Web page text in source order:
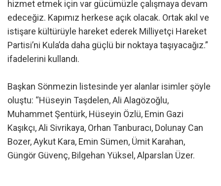
hizmet etmek için var gücümüzle çalışmaya devam
edeceğiz. Kapımız herkese açık olacak. Ortak akıl ve
istişare kültürüyle hareket ederek Milliyetçi Hareket
Partisi’ni Kula’da daha güçlü bir noktaya taşıyacağız.”
ifadelerini kullandı.
Başkan Sönmezin listesinde yer alanlar isimler şöyle
oluştu: “Hüseyin Taşdelen, Ali Alagözoğlu,
Muhammet Şentürk, Hüseyin Özlü, Emin Gazi
Kaşıkçı, Ali Sivrikaya, Orhan Tanburacı, Dolunay Can
Bozer, Aykut Kara, Emin Sümen, Ümit Karahan,
Güngör Güvenç, Bilgehan Yüksel, Alparslan Üzer.